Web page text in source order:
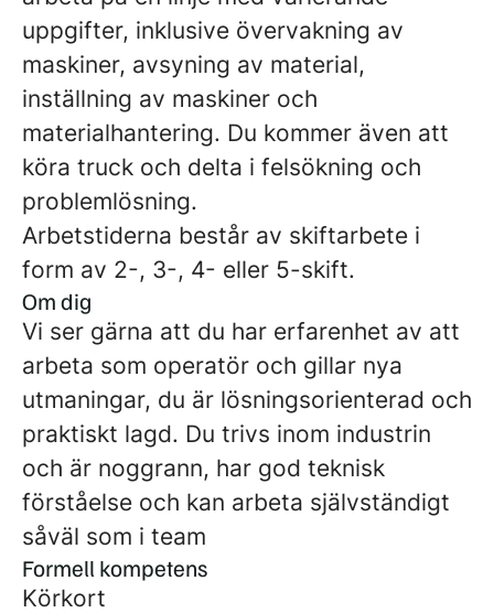
uppgifter, inklusive övervakning av
maskiner, avsyning av material,
inställning av maskiner och
materialhantering. Du kommer även att
köra truck och delta i felsökning och
problemlösning.
Arbetstiderna består av skiftarbete i
form av 2-, 3-, 4- eller 5-skift.
Om dig
Vi ser gärna att du har erfarenhet av att
arbeta som operatör och gillar nya
utmaningar, du är lösningsorienterad och
praktiskt lagd. Du trivs inom industrin
och är noggrann, har god teknisk
förståelse och kan arbeta självständigt
såväl som i team
Formell kompetens
Körkort